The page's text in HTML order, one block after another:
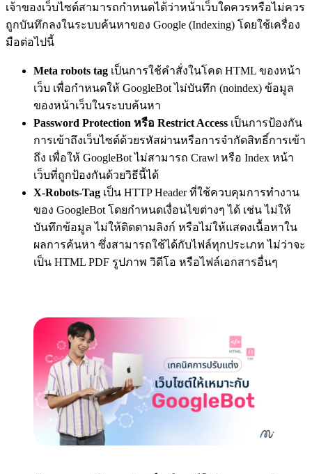
เจ้าของเว็บไซต์สามารถกำหนดได้ว่าหน้าเว็บใดควรหรือไม่ควร
ถูกบันทึกลงในระบบค้นหาของ Google (Indexing) โดยใช้เครื่อง
มือต่อไปนี้
Meta robots tag เป็นการใช้คำสั่งในโคด HTML ของหน้า
เว็บ เพื่อกำหนดให้ GoogleBot ไม่บันทึก (noindex) ข้อมูล
ของหน้าเว็บในระบบค้นหา
Password Protection หรือ Restrict Access เป็นการป้องกัน
การเข้าถึงเว็บไซต์ด้วยรหัสผ่านหรือการจำกัดสิทธิ์การเข้า
ถึง เพื่อให้ GoogleBot ไม่สามารถ Crawl หรือ Index หน้า
เว็บที่ถูกป้องกันด้วยวิธีนี้ได้
X-Robots-Tag เป็น HTTP Header ที่ใช้ควบคุมการทำงาน
ของ GoogleBot โดยกำหนดเงื่อนไขต่างๆ ได้ เช่น ไม่ให้
บันทึกข้อมูล ไม่ให้ติดตามลิงก์ หรือไม่ให้แสดงเนื้อหาใน
ผลการค้นหา ซึ่งสามารถใช้ได้กับไฟล์ทุกประเภท ไม่ว่าจะ
เป็น HTML PDF รูปภาพ วิดีโอ หรือไฟล์เอกสารอื่นๆ